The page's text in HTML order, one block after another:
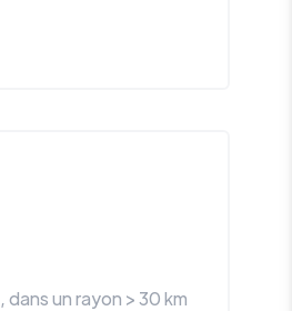
, dans un rayon >30km